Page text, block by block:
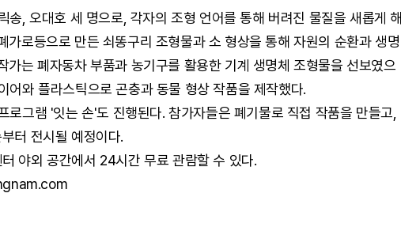
송, 오대호 세 명으로, 각자의 조형 언어를 통해 버려진 물질을 새롭게 해
가로등으로 만든 쇠똥구리 조형물과 소 형상을 통해 자원의 순환과 생명
가는 폐자동차 부품과 농기구를 활용한 기계 생명체 조형물을 선보였으
어와 플라스틱으로 곤충과 동물 형상 작품을 제작했다.
로그램 '잇는 손'도 진행된다. 참가자들은 폐기물로 직접 작품을 만들고,
터 전시될 예정이다.
야외 공간에서 24시간 무료 관람할 수 있다.